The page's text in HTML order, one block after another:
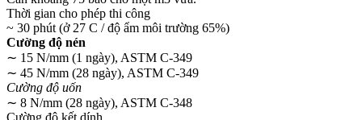
Thời gian cho phép thi công
~ 30 phút (ở 27 C / độ ẩm môi trường 65%)
Cường độ nén
∼ 15 N/mm (1 ngày), ASTM C-349
∼ 45 N/mm (28 ngày), ASTM C-349
Cường độ uốn
∼ 8 N/mm (28 ngày), ASTM C-348